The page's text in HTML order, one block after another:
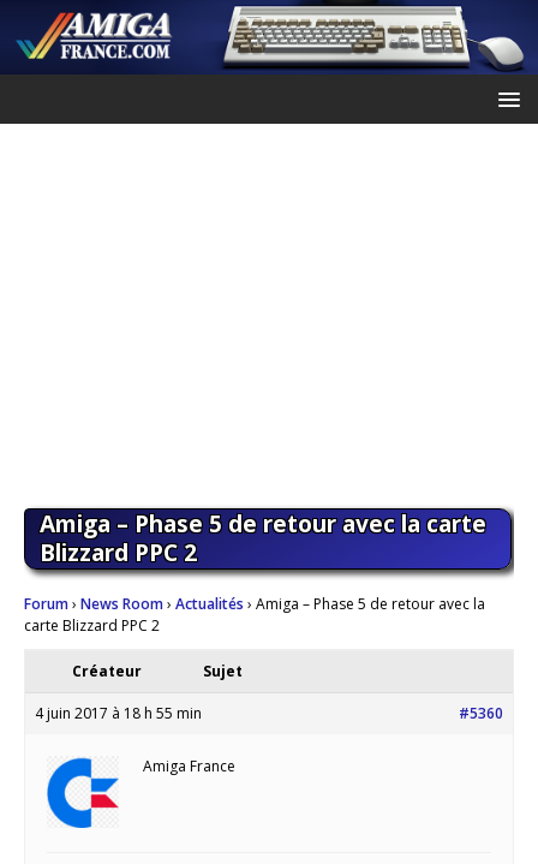
Amiga – Phase 5 de retour avec la carte
Blizzard PPC 2
Forum› News Room› Actualités › Amiga – Phase 5 de retour avec la
carte Blizzard PPC 2
Créateur Sujet
4 juin 2017 à 18 h 55 min #5360
Amiga France